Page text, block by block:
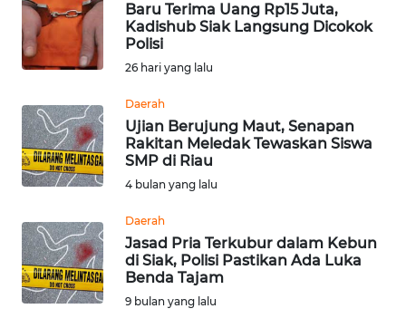
Baru Terima Uang Rp15 Juta,
Kadishub Siak Langsung Dicokok
Polisi
26 hari yang lalu
Daerah
Ujian Berujung Maut, Senapan
Rakitan Meledak Tewaskan Siswa
SMP di Riau
4 bulan yang lalu
Daerah
Jasad Pria Terkubur dalam Kebun
di Siak, Polisi Pastikan Ada Luka
Benda Tajam
9 bulan yang lalu
OPINI
Informasi
INDEKS
BERITA
KONTAK
KAMI
INFO
IKLAN
TENTANG